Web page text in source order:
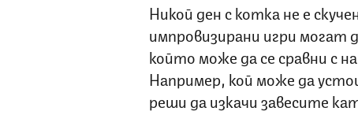
Никой ден с котка не е
импровизирани игри могат
който може да се сравни с
Например, кой може да
реши да изкачи завесите